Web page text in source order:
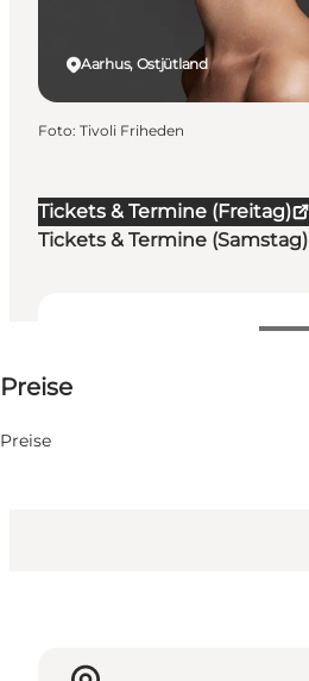
Tickets & Termine (Freitag)
Tickets & Termine (Samstag)
Preise
Preise
Aarhus, Ostjütland
Foto: Tivoli Friheden